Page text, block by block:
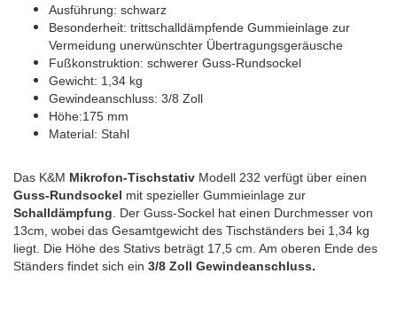
Ausführung: schwarz
Besonderheit: trittschalldämpfende Gummieinlage zur
Vermeidung unerwünschter Übertragungsgeräusche
Fußkonstruktion: schwerer Guss-Rundsockel
Gewicht: 1,34 kg
Gewindeanschluss: 3/8 Zoll
Höhe:175 mm
Material: Stahl
Das K&M Mikrofon-Tischstativ Modell 232 verfügt über einen
Guss-Rundsockel mit spezieller Gummieinlage zur
Schalldämpfung . Der Guss-Sockel hat einen Durchmesser von
13cm, wobei das Gesamtgewicht des Tischständers bei 1,34 kg
liegt. Die Höhe des Stativs beträgt 17,5 cm. Am oberen Ende des
Ständers findet sich ein 3/8 Zoll Gewindeanschluss.